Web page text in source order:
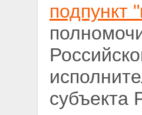
подпункт
субъекта